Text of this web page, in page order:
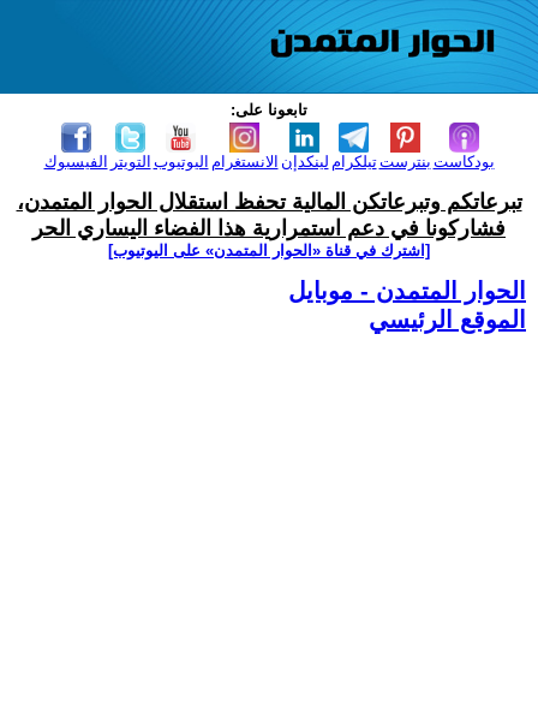
تابعونا على:
الفيسبوك التويتر اليوتيوب الانستغرام لينكدإن تيلكرامبنترست بودكاست
تبرعاتكم وتبرعاتكن المالية تحفظ استقلال الحوار المتمدن،
فشاركونا في دعم استمرارية هذا الفضاء اليساري الحر
[اشترك في قناة ‫«الحوار المتمدن» على اليوتيوب]
الحوار المتمدن - موبايل
الموقع الرئيسي